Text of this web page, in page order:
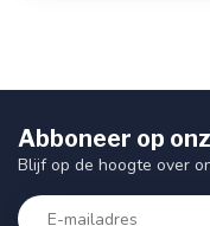
Abboneer op
Blijf op de hoogte over